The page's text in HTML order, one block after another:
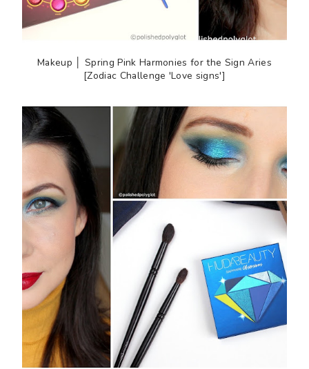
Makeup │ Spring Pink Harmonies for the Sign Aries
[Zodiac Challenge 'Love signs']